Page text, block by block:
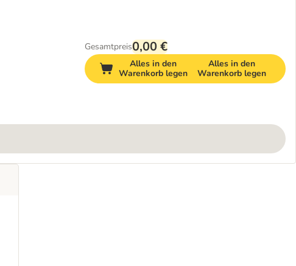
Gesamtpreis0,00 €
Alles in den
Warenkorb legen
Alles in den
Warenkorb legen